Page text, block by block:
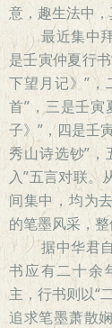
意，趣生法中，
最近集中拜
是壬寅仲夏行
下望月记》”，
首”，三是壬寅
子》”，四是壬
秀山诗选钞”，
入”五言对联。
间集中，均为
的笔墨风采，
据中华君自
书应有二十余
主，行书则以“
追求笔墨萧散